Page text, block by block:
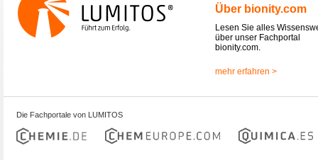
Über bionity.com
Lesen Sie alles
über unser Fachportal
bionity.com.
mehr erfahren >
Die Fachportale von LUMITOS